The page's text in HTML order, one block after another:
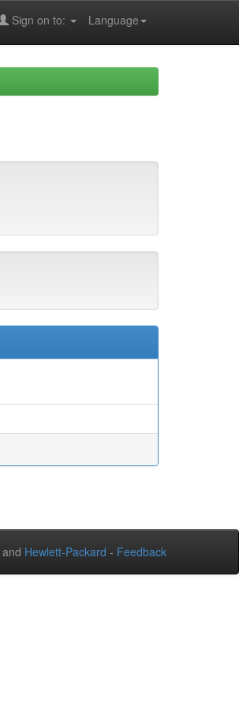
Language
Sign on to:
and Hewlett-Packard - Feedback